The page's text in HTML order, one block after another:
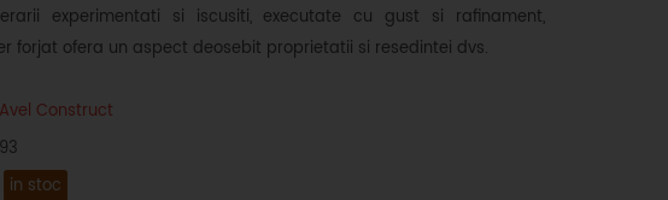
experimentati si iscusiti, executate cu gust si rafinament,
forjat ofera un aspect deosebit proprietatii si resedintei dvs.
Construct
in stoc